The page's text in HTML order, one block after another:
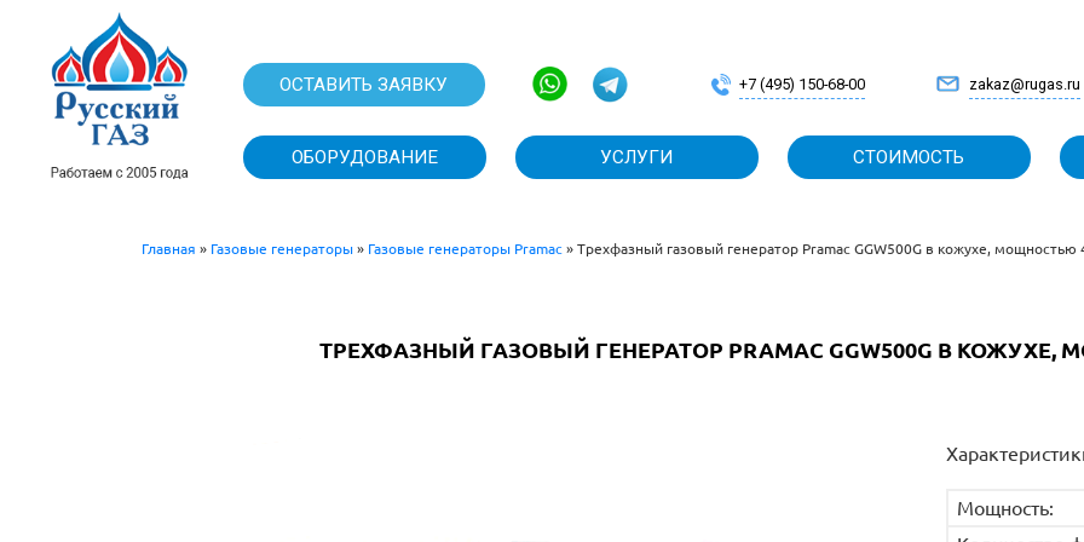
Главная » Газовые генераторы » Газовые генераторы Pramac » Трехфазный газовый генератор Pramac GGW500G в кожухе, мощностью
ТРЕХФАЗНЫЙ ГАЗОВЫЙ ГЕНЕРАТОР PRAMAC GGW500G В КОЖУХЕ,
Мощность: